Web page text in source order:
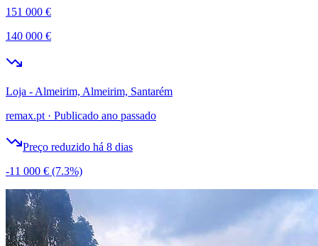
151 000 €
140 000 €
Loja - Almeirim, Almeirim, Santarém
remax.pt · Publicado ano passado
Preço reduzido há 8 dias
-11 000 € (7.3%)